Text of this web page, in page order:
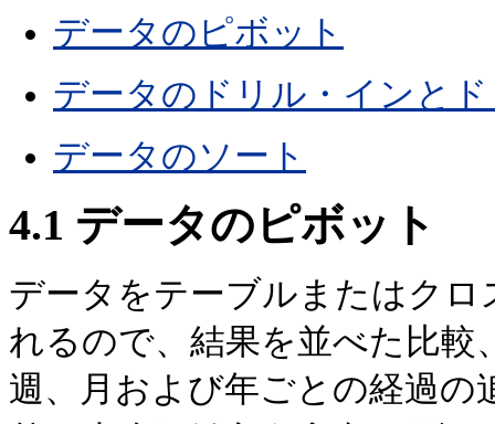
データのピボット
データのドリル・インと
データのソート
4.1 データのピボット
データをテーブルまたはク
れるので、結果を並べた比較
週、月および年ごとの経過の